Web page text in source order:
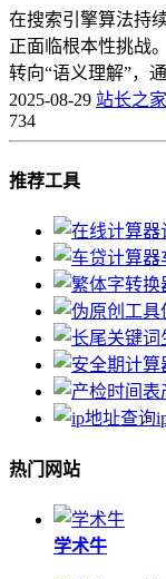
在搜索引擎算法持
正面临根本性挑战
转向“语义理解”，
2025-08-29 站长之家
734
推荐工具
热门网站
学术牛